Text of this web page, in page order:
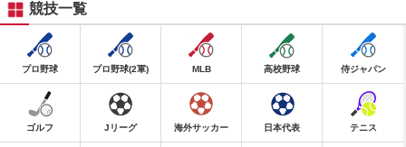
競技一覧
プロ野球 プロ野球(2軍) MLB 高校野球 侍ジャパン
ゴルフ Jリーグ 海外サッカー 日本代表 テニス